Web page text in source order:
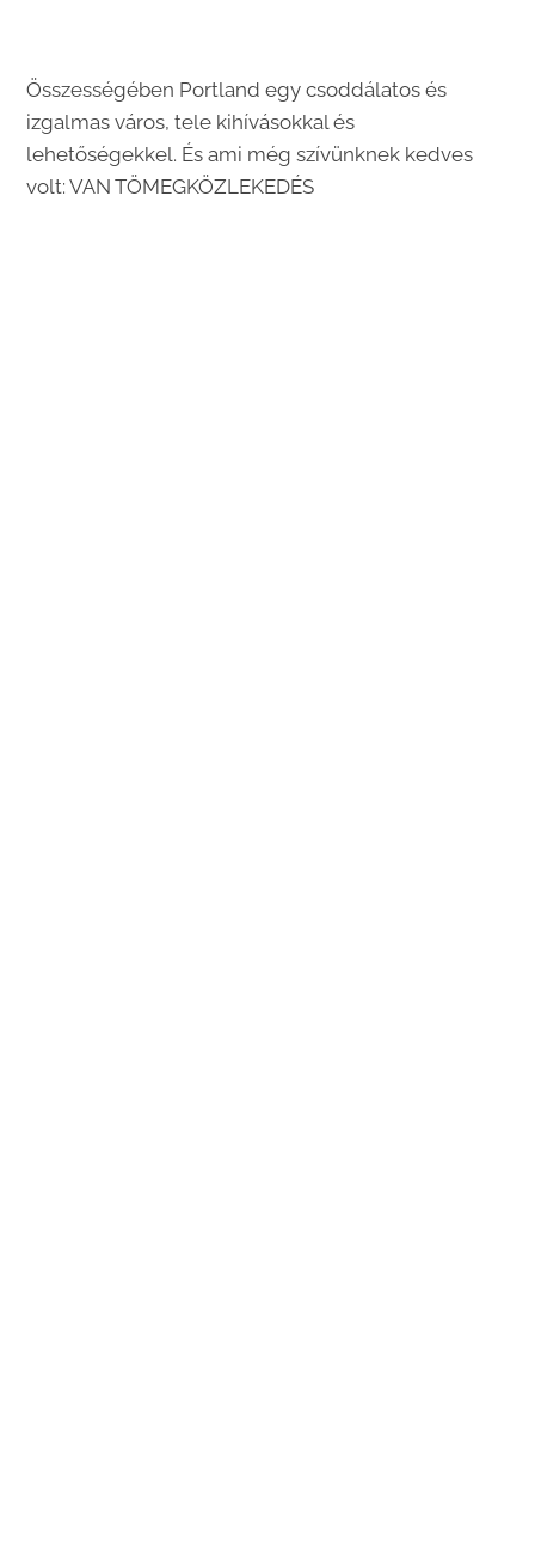
Összességében Portland egy csoddálatos és
izgalmas város, tele kihívásokkal és
lehetőségekkel. És ami még szívünknek kedves
volt: VAN TÖMEGKÖZLEKEDÉS